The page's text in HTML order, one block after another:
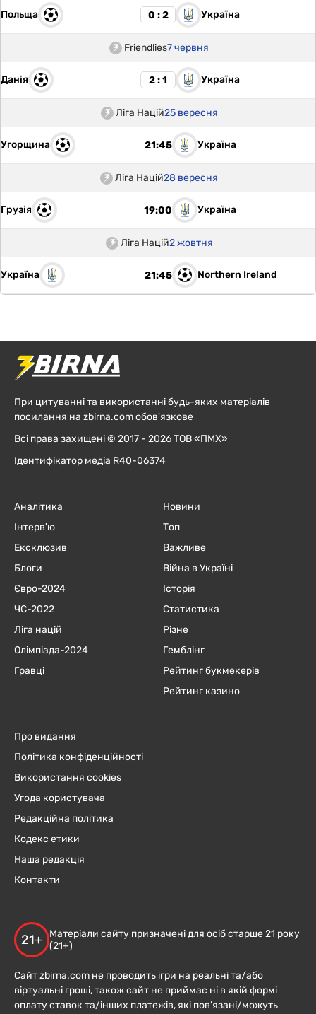
Польща 0 : 2 Україна
Friendlies7 червня
Данія 2 : 1 Україна
Ліга Націй25 вересня
Угорщина 21:45 Україна
Ліга Націй28 вересня
Грузія 19:00 Україна
Ліга Націй2 жовтня
Україна 21:45 Northern Ireland
При цитуванні та використанні будь-яких матеріалів
посилання на zbirna.com обов'язкове
Всі права захищені © 2017 - 2026 ТОВ «ПМХ»
Ідентифікатор медіа R40-06374
Аналітика
Інтерв'ю
Ексклюзив
Блоги
Євро-2024
ЧC-2022
Ліга націй
Олімпіада-2024
Гравці
Новини
Топ
Важливе
Війна в Україні
Історія
Статистика
Різне
Гемблінг
Рейтинг букмекерів
Рейтинг казино
Про видання
Політика конфіденційності
Використання cookies
Угода користувача
Редакційна політика
Кодекс етики
Наша редакція
Контакти
21+
Матеріали сайту призначені для осіб старше 21 року
(21+)
Сайт zbirna.com не проводить ігри на реальні та/або
віртуальні гроші, також сайт не приймає ні в якій формі
оплату ставок та/інших платежів, які пов’язані/можуть